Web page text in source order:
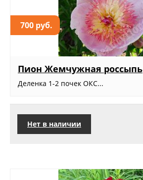
700 руб.
Пион Жемчужная россыпь
Деленка 1-2 почек ОКС...
Нет в наличии